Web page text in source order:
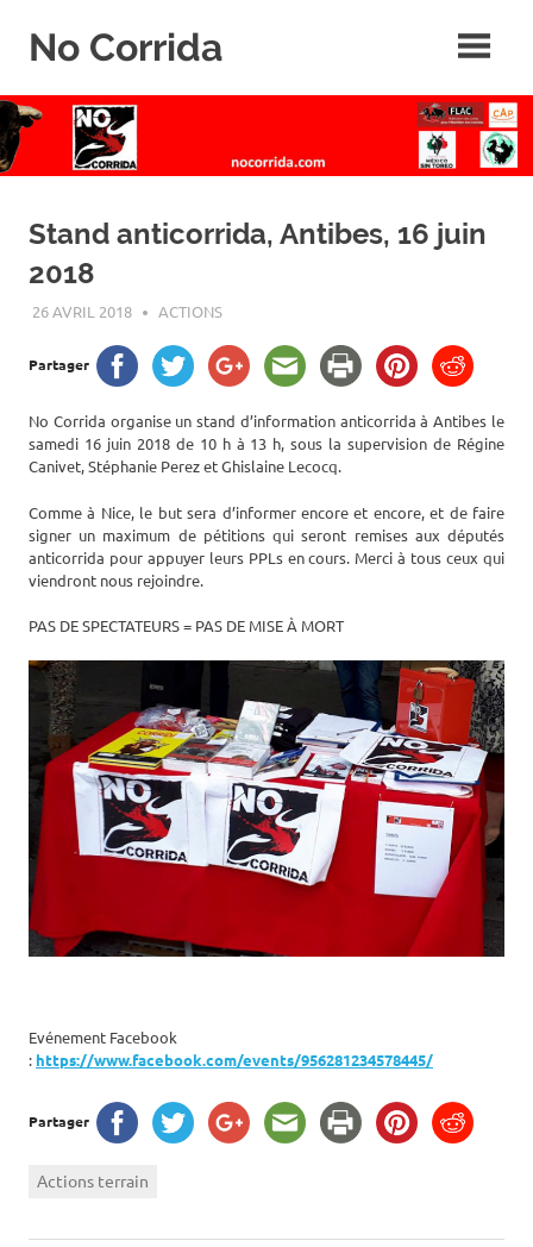
No Corrida
de
la
corrida
Stand anticorrida, Antibes, 16 juin
2018
26 AVRIL 2018 ROGER LAHANA
ACTIONS
Partager
No Corrida organise un stand d’information anticorrida à Antibes le
samedi 16 juin 2018 de 10 h à 13 h, sous la supervision de Régine
Canivet, Stéphanie Perez et Ghislaine Lecocq.
Comme à Nice, le but sera d’informer encore et encore, et de faire
signer un maximum de pétitions qui seront remises aux députés
anticorrida pour appuyer leurs PPLs en cours. Merci à tous ceux qui
viendront nous rejoindre.
PAS DE SPECTATEURS = PAS DE MISE À MORT
Evénement Facebook
: https://www.facebook.com/events/956281234578445/
Partager
Actions terrain